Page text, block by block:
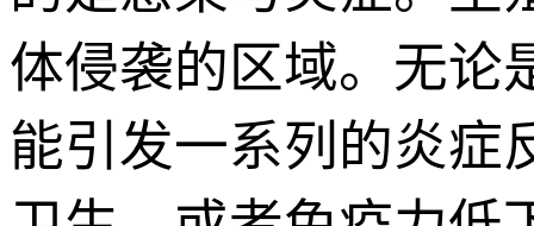
体侵袭的区域。无论
能引发一系列的炎症